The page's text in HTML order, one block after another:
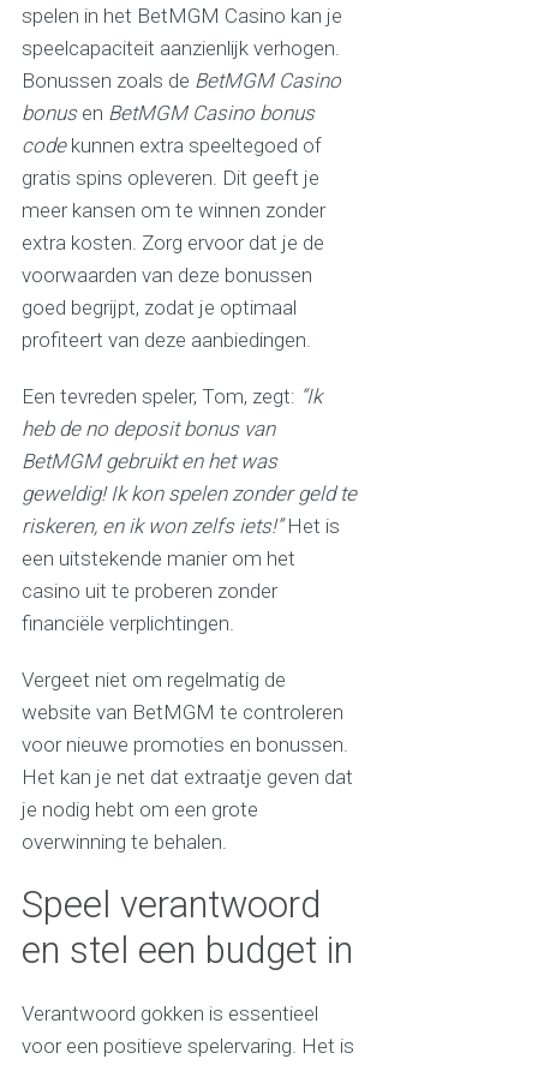
spelen in het BetMGM Casino kan je
speelcapaciteit aanzienlijk verhogen.
Bonussen zoals de BetMGM Casino
bonusen BetMGM Casino bonus
codekunnen extra speeltegoed of
gratis spins opleveren. Dit geeft je
meer kansen om te winnen zonder
extra kosten. Zorg ervoor dat je de
voorwaarden van deze bonussen
goed begrijpt, zodat je optimaal
profiteert van deze aanbiedingen.
Een tevreden speler, Tom, zegt: “Ik
heb de no deposit bonus van
BetMGM gebruikt en het was
geweldig! Ik kon spelen zonder geld te
riskeren, en ik won zelfs iets!”Het is
een uitstekende manier om het
casino uit te proberen zonder
financiële verplichtingen.
Vergeet niet om regelmatig de
website van BetMGM te controleren
voor nieuwe promoties en bonussen.
Het kan je net dat extraatje geven dat
je nodig hebt om een grote
overwinning te behalen.
Speel verantwoord
en stel een budget in
Verantwoord gokken is essentieel
voor een positieve spelervaring. Het is